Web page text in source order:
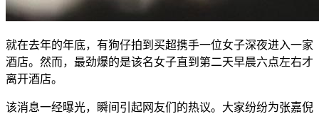
就在去年的年底，有狗仔拍到买超携手一位女子深夜进入一家
酒店。然而，最劲爆的是该名女子直到第二天早晨六点左右才
离开酒店。
该消息一经曝光，瞬间引起网友们的热议。大家纷纷为张嘉倪